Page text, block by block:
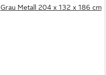
Grau Metall 204 x 132 x 186 cm